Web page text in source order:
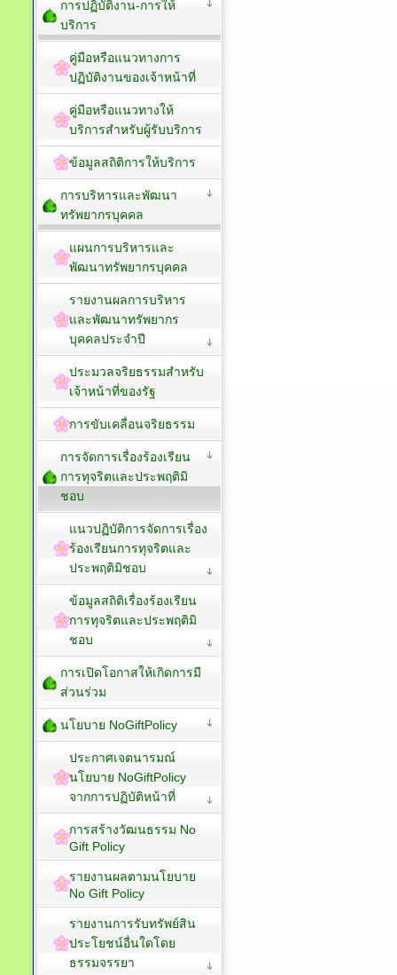
การปฏิบัติงาน-การให้
บริการ
คู่มือหรือแนวทางการ
ปฏิบัติงานของเจ้าหน้าที่
คู่มือหรือแนวทางให้
บริการสำหรับผู้รับบริการ
ข้อมูลสถิติการให้บริการ
การบริหารและพัฒนา
ทรัพยากรบุคคล
แผนการบริหารและ
พัฒนาทรัพยากรบุคคล
รายงานผลการบริหาร
และพัฒนาทรัพยากร
บุคคลประจำปี
ประมวลจริยธรรมสำหรับ
เจ้าหน้าที่ของรัฐ
การขับเคลื่อนจริยธรรม
การจัดการเรื่องร้องเรียน
การทุจริตและประพฤติมิ
ชอบ
แนวปฏิบัติการจัดการเรื่อง
ร้องเรียนการทุจริตและ
ประพฤติมิชอบ
ข้อมูลสถิติเรื่องร้องเรียน
การทุจริตและประพฤติมิ
ชอบ
การเปิดโอกาสให้เกิดการมี
ส่วนร่วม
นโยบาย NoGiftPolicy
ประกาศเจตนารมณ์
นโยบาย NoGiftPolicy
จากการปฏิบัติหน้าที่
การสร้างวัฒนธรรม No
Gift Policy
รายงานผลตามนโยบาย
No Gift Policy
รายงานการรับทรัพย์สิน
ประโยชน์อื่นใดโดย
ธรรมจรรยา